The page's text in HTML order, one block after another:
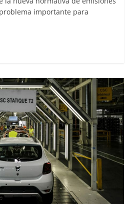
importante para